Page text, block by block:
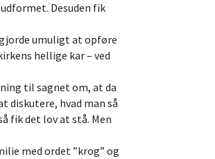
Desuden fik
umuligt at opføre
hellige kar – ved
til sagnet om, at da
diskutere, hvad man så
fik det lov at stå. Men
med ordet ”krog” og